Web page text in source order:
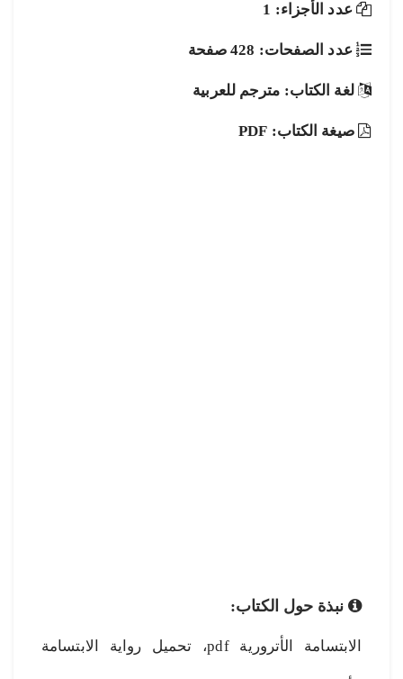
عدد الأجزاء: 1
عدد الصفحات: 428 صفحة
لغة الكتاب: مترجم للعربية
صيغة الكتاب: PDF
نبذة حول الكتاب:
الابتسامة الأترورية pdf، تحميل رواية الابتسامة